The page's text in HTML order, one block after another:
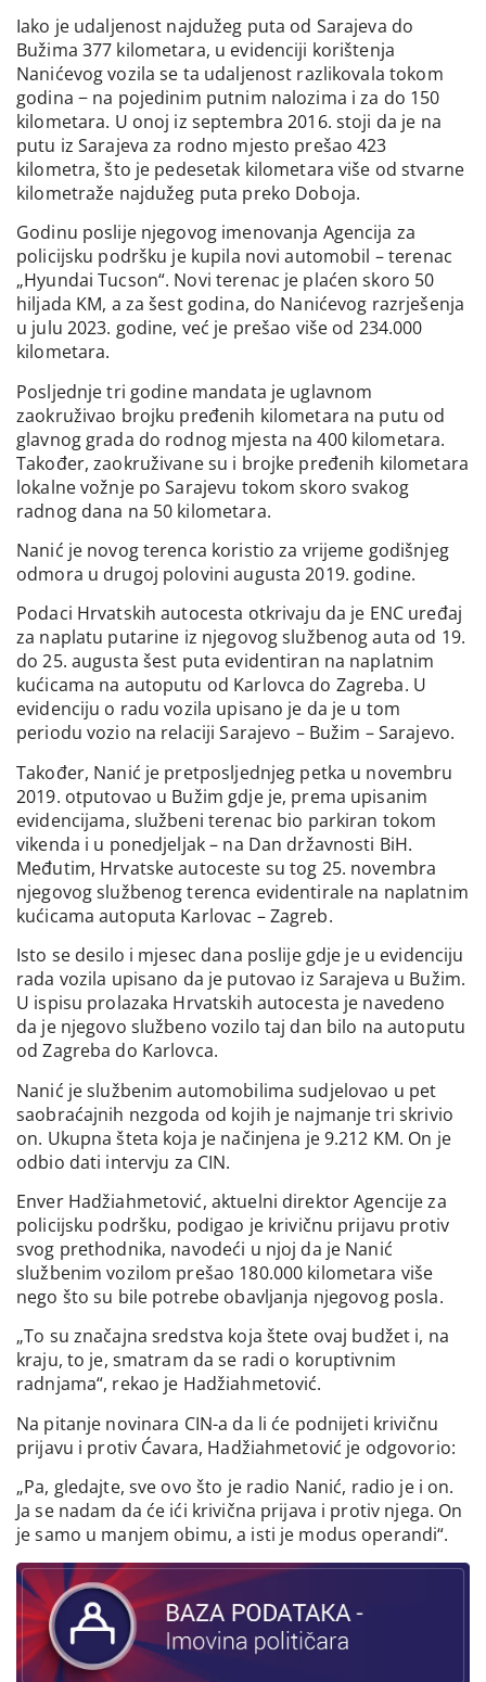
Iako je udaljenost najdužeg puta od Sarajeva do
Bužima 377 kilometara, u evidenciji korištenja
Nanićevog vozila se ta udaljenost razlikovala tokom
godina − na pojedinim putnim nalozima i za do 150
kilometara. U onoj iz septembra 2016. stoji da je na
putu iz Sarajeva za rodno mjesto prešao 423
kilometra, što je pedesetak kilometara više od stvarne
kilometraže najdužeg puta preko Doboja.
Godinu poslije njegovog imenovanja Agencija za
policijsku podršku je kupila novi automobil – terenac
„Hyundai Tucson“. Novi terenac je plaćen skoro 50
hiljada KM, a za šest godina, do Nanićevog razrješenja
u julu 2023. godine, već je prešao više od 234.000
kilometara.
Posljednje tri godine mandata je uglavnom
zaokruživao brojku pređenih kilometara na putu od
glavnog grada do rodnog mjesta na 400 kilometara.
Također, zaokruživane su i brojke pređenih kilometara
lokalne vožnje po Sarajevu tokom skoro svakog
radnog dana na 50 kilometara.
Nanić je novog terenca koristio za vrijeme godišnjeg
odmora u drugoj polovini augusta 2019. godine.
Podaci Hrvatskih autocesta otkrivaju da je ENC uređaj
za naplatu putarine iz njegovog službenog auta od 19.
do 25. augusta šest puta evidentiran na naplatnim
kućicama na autoputu od Karlovca do Zagreba. U
evidenciju o radu vozila upisano je da je u tom
periodu vozio na relaciji Sarajevo – Bužim – Sarajevo.
Također, Nanić je pretposljednjeg petka u novembru
2019. otputovao u Bužim gdje je, prema upisanim
evidencijama, službeni terenac bio parkiran tokom
vikenda i u ponedjeljak – na Dan državnosti BiH.
Međutim, Hrvatske autoceste su tog 25. novembra
njegovog službenog terenca evidentirale na naplatnim
kućicama autoputa Karlovac – Zagreb.
Isto se desilo i mjesec dana poslije gdje je u evidenciju
rada vozila upisano da je putovao iz Sarajeva u Bužim.
U ispisu prolazaka Hrvatskih autocesta je navedeno
da je njegovo službeno vozilo taj dan bilo na autoputu
od Zagreba do Karlovca.
Nanić je službenim automobilima sudjelovao u pet
saobraćajnih nezgoda od kojih je najmanje tri skrivio
on. Ukupna šteta koja je načinjena je 9.212 KM. On je
odbio dati intervju za CIN.
Enver Hadžiahmetović, aktuelni direktor Agencije za
policijsku podršku, podigao je krivičnu prijavu protiv
svog prethodnika, navodeći u njoj da je Nanić
službenim vozilom prešao 180.000 kilometara više
nego što su bile potrebe obavljanja njegovog posla.
„To su značajna sredstva koja štete ovaj budžet i, na
kraju, to je, smatram da se radi o koruptivnim
radnjama“, rekao je Hadžiahmetović.
Na pitanje novinara CIN-a da li će podnijeti krivičnu
prijavu i protiv Ćavara, Hadžiahmetović je odgovorio:
„Pa, gledajte, sve ovo što je radio Nanić, radio je i on.
Ja se nadam da će ići krivična prijava i protiv njega. On
je samo u manjem obimu, a isti je modus operandi“.